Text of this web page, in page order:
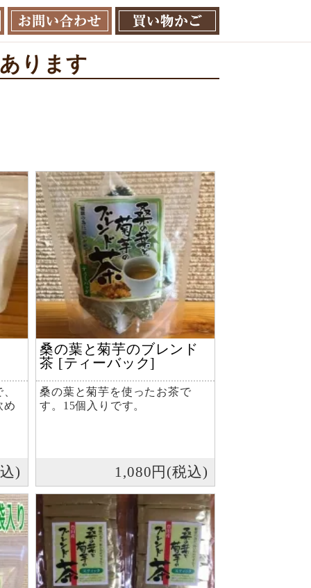
ります
め
)
桑の葉と菊芋のブレンド
茶 [ティーバック]
桑の葉と菊芋を使ったお茶で
す。15個入りです。
1,080円(税込)